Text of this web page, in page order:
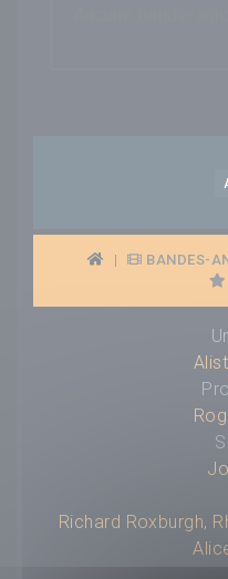
| BANDES-
Richard Roxburgh,